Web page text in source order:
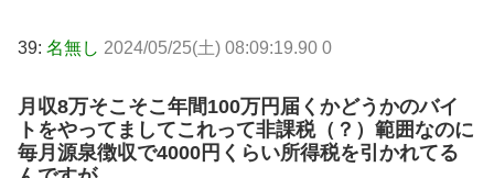
39: 名無し 2024/05/25(土) 08:09:19.90 0
月収8万そこそこ年間100万円届くかどうかのバイ
トをやってましてこれって非課税（？）範囲なのに
毎月源泉徴収で4000円くらい所得税を引かれてる